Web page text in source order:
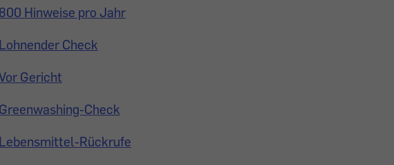
Hinweise pro Jahr
Check
Gericht
Check
Rückrufe